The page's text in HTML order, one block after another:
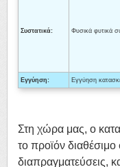
Συστατικά: Φυσικά φυτικά
Εγγύηση: Εγγύηση
Στη χώρα μας, ο
το προϊόν
διαπραγματεύσεις,